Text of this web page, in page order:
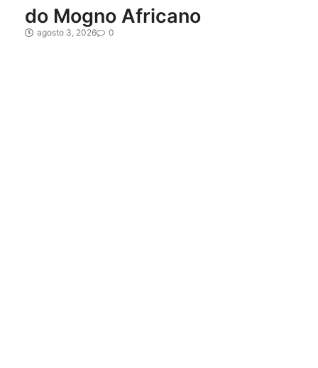
do Mogno Africano
agosto 3, 2026 0